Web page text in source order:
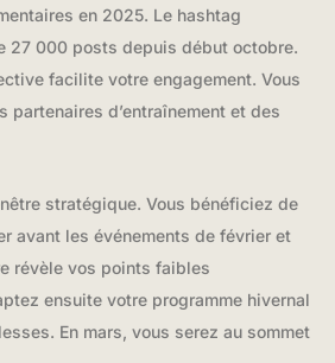
en 2025. Le hashtag
27 000 posts depuis début octobre.
facilite votre engagement. Vous
partenaires d’entraînement et des
stratégique. Vous bénéficiez de
avant les événements de février et
révèle vos points faibles
ensuite votre programme hivernal
En mars, vous serez au sommet